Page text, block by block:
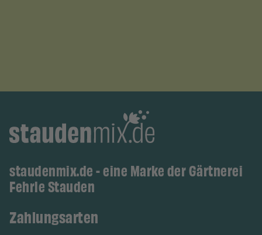
staudenmix.de - eine Marke der Gärtnerei
Fehrle Stauden
Zahlungsarten